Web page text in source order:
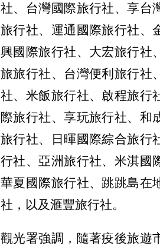
社、台灣國際旅行社、享台
旅行社、運通國際旅行社、
興國際旅行社、大宏旅行社
旅旅行社、台灣便利旅行社
社、米飯旅行社、啟程旅行
際旅行社、享玩旅行社、和
旅行社、日暉國際綜合旅行
行社、亞洲旅行社、米淇國
華夏國際旅行社、跳跳島在
社，以及滙豐旅行社。
觀光署強調，隨著疫後旅遊